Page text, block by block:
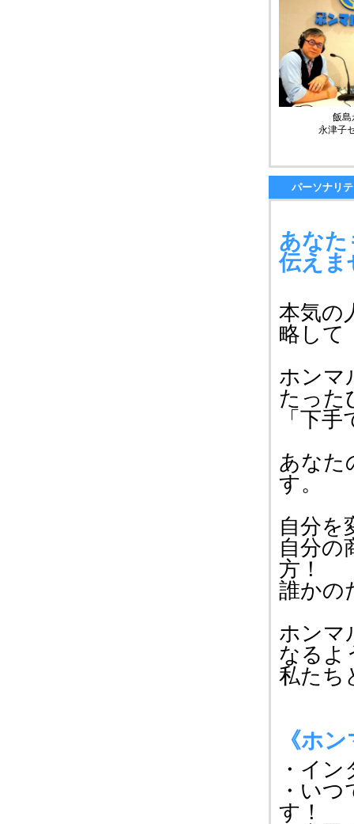
飯島
永津子
パーソナリ
あなた
伝えま
本気の
略して
ホンマ
たった
「下
あなた
す。
自分を
自分の
方！
誰かの
ホンマ
なるよ
私たち
《ホ
・イ
・い
す！